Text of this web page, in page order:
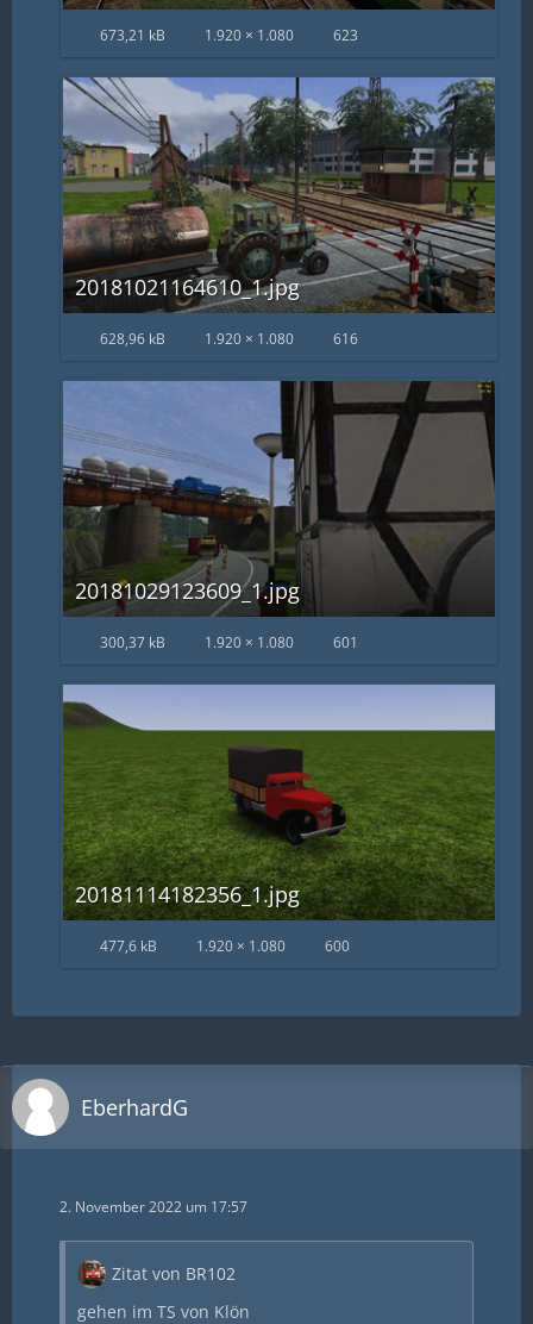
673,21 kB 1.920 × 1.080 623
20181021164610_1.jpg
628,96 kB 1.920 × 1.080 616
20181029123609_1.jpg
300,37 kB 1.920 × 1.080 601
20181114182356_1.jpg
477,6 kB 1.920 × 1.080 600
EberhardG
2. November 2022 um 17:57
Zitat von BR102
gehen im TS von Klön